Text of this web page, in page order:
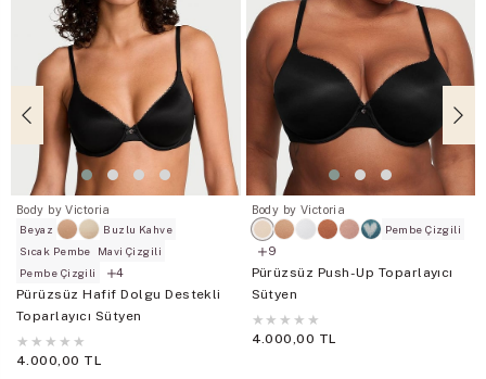
Body by Victoria
Beyaz
Buzlu Kahve
Sıcak Pembe
Mavi Çizgili
Pembe Çizgili
4
Pürüzsüz Hafif Dolgu Destekli
Toparlayıcı Sütyen
★ ★ ★ ★ ★
4.000,00 TL
Body by Victoria
Pembe Çizgili
9
Pürüzsüz Push-Up Toparlayıcı
Sütyen
★ ★ ★ ★ ★
4.000,00 TL